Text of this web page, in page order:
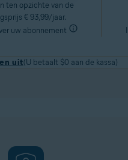
ten opzichte van de
€ 93,99/jaar.
uw abonnement
uit(U betaalt $0 aan de kassa)